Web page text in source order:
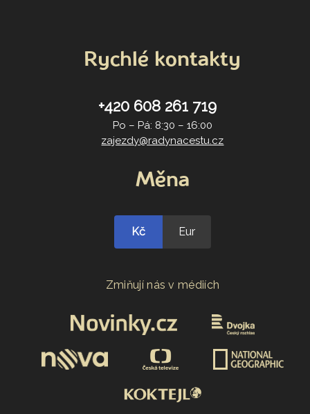
Rychlé kontakty
+420 608 261 719
Po – Pá: 8:30 – 16:00
zajezdy@radynacestu.cz
Měna
Kč Eur
Zmiňují nás v médiích